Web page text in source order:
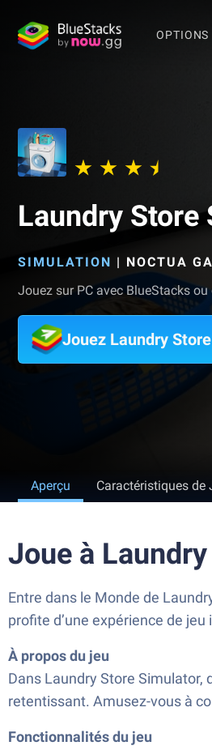
OPTIONS
Laundry Store
SIMULATION | NOCTUA
Jouez sur PC avec BlueStacks
Jouez Laundry
Aperçu Caractéristiques de
Joue à
Entre dans le Monde de
profite d’une expérience de
À propos du jeu
Dans Laundry Store
retentissant. Amusez-vous à
Fonctionnalités du jeu